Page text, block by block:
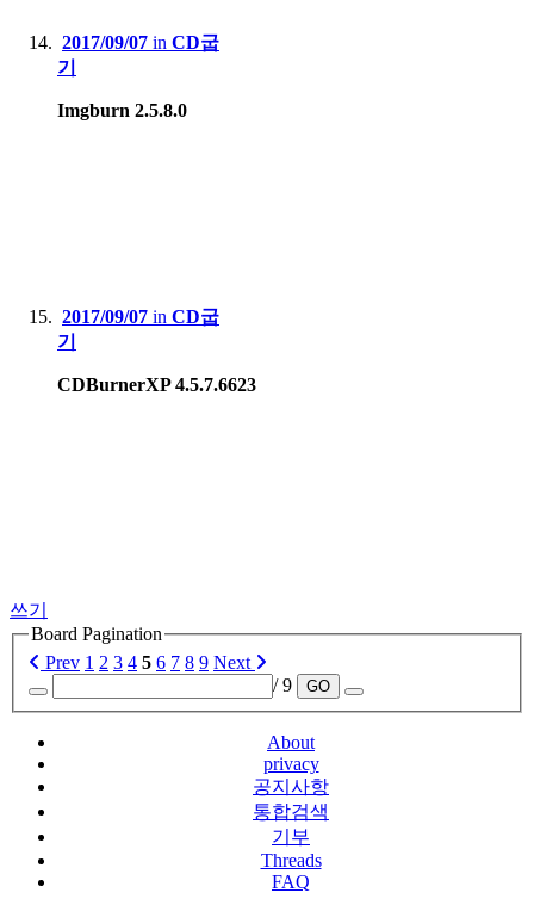
2017/09/07 in CD굽
기
Imgburn 2.5.8.0
2017/09/07 in CD굽
기
CDBurnerXP 4.5.7.6623
쓰기
Board Pagination
Prev 1 2 3 4 5 6 7 8 9 Next
/ 9
GO
About
privacy
공지사항
통합검색
기부
Threads
FAQ